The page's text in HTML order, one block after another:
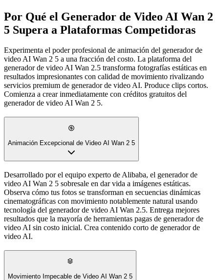
Por Qué el Generador de Video AI Wan 2
5 Supera a Plataformas Competidoras
Experimenta el poder profesional de animación del generador de
video AI Wan 2 5 a una fracción del costo. La plataforma del
generador de video AI Wan 2.5 transforma fotografías estáticas en
resultados impresionantes con calidad de movimiento rivalizando
servicios premium de generador de video AI. Produce clips cortos.
Comienza a crear inmediatamente con créditos gratuitos del
generador de video AI Wan 2 5.
Animación Excepcional de Video AI Wan 2 5
Movimiento Impecable de Video AI Wan 2 5
A diferencia de alternativas más baratas, la plataforma del generador
de video AI Wan 2 5 mantiene armonía visual perfecta de principio a
el generador de video AI Wan 2.5. Entrega calidad de generador de
video AI comparable a Google Veo sin precios empresariales.